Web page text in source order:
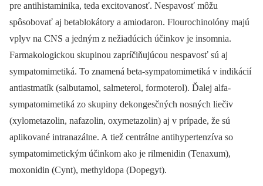
pre antihistaminika, teda excitovanosť. Nespavosť môžu
spôsobovať aj betablokátory a amiodaron. Flourochinolóny majú
vplyv na CNS a jedným z nežiadúcich účinkov je insomnia.
Farmakologickou skupinou zapríčiňujúcou nespavosť sú aj
sympatomimetiká. To znamená beta-sympatomimetiká v indikácií
antiastmatík (salbutamol, salmeterol, formoterol). Ďalej alfa-
sympatomimetiká zo skupiny dekongesčných nosných liečiv
(xylometazolin, nafazolin, oxymetazolin) aj v prípade, že sú
aplikované intranazálne. A tiež centrálne antihypertenzíva so
sympatomimetickým účinkom ako je rilmenidin (Tenaxum),
moxonidin (Cynt), methyldopa (Dopegyt).